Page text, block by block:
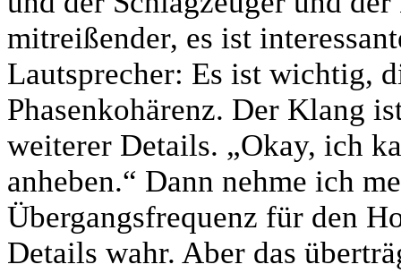
mitreißender, es ist
Lautsprecher: Es ist wichtig,
Phasenkohärenz. Der Klang
weiterer Details. „Okay, ich
anheben.“ Dann nehme ich
Übergangsfrequenz für den
Details wahr. Aber das